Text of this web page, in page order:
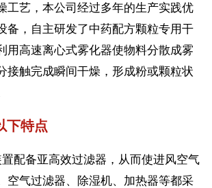
艺，本公司经过多年的生产实践优
备，自主研发了中药配方颗粒专用干
用高速离心式雾化器使物料分散成雾
接触完成瞬间干燥，形成粉或颗粒状
下特点
备亚高效过滤器，从而使进风空气
空气过滤器、除湿机、加热器等都采